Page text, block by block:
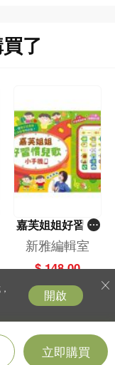
立即購買
了
嘉芙姐姐好習慣
兒歌小手機
新雅編輯室
$ 148.00
開啟